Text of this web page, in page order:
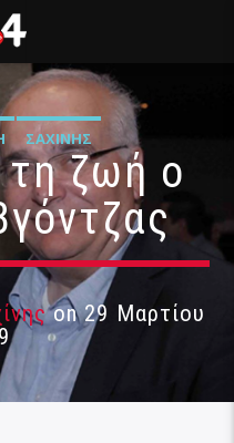
ΣΑΧΊΝΗΣ
ζωή ο
on 29 Μαρτίου